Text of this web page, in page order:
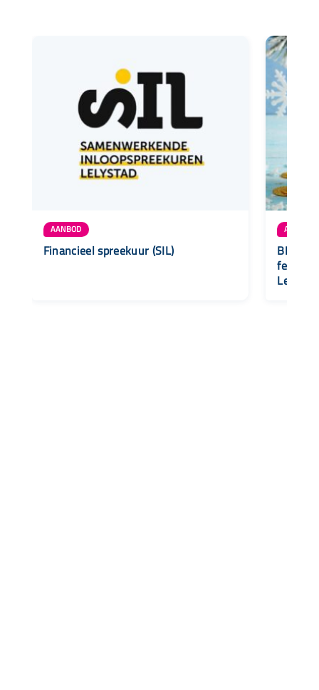
AANBOD
Financieel spreekuur (SIL)
AANBOD
BLOG